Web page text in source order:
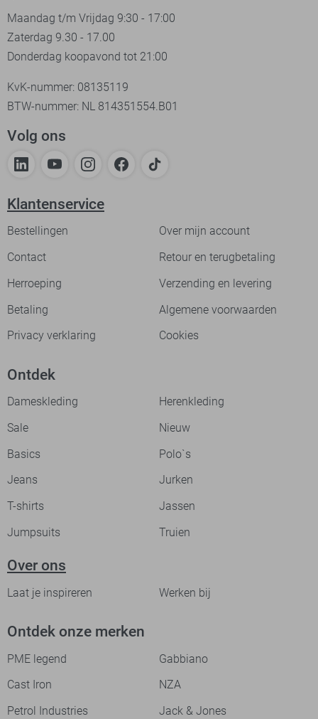
Maandag t/m Vrijdag 9:30 - 17:00
Zaterdag 9.30 - 17.00
Donderdag koopavond tot 21:00
KvK-nummer: 08135119
BTW-nummer: NL 814351554.B01
Volg ons
Klantenservice
Bestellingen
Over mijn account
Contact
Retour en terugbetaling
Herroeping
Verzending en levering
Betaling
Algemene voorwaarden
Privacy verklaring
Cookies
Ontdek
Dameskleding
Herenkleding
Sale
Nieuw
Basics
Polo`s
Jeans
Jurken
T-shirts
Jassen
Jumpsuits
Truien
Over ons
Laat je inspireren Werken bij
Ontdek onze merken
PME legend
Gabbiano
Cast Iron
NZA
Petrol Industries
Jack & Jones